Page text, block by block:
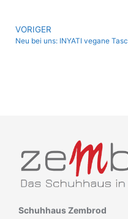
VORIGER
Schuhhaus Zembrod